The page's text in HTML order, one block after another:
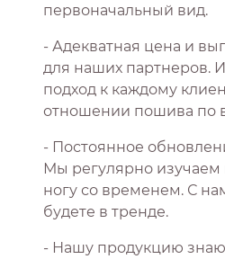
первоначальный вид.
- Адекватная цена и
для наших партнеров.
подход к каждому
отношении пошива по
- Постоянное
Мы регулярно
ногу со временем. С
будете в тренде.
- Нашу продукцию